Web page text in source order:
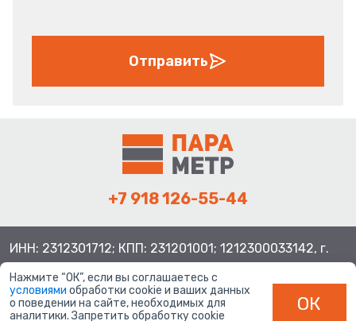
Отправить
+7 918 126-55-44
ИНН: 2312301712; КПП: 231201001; 1212300033142, г.
Нажмите “ОК”, если вы соглашаетесь с
условиями обработки cookie и ваших данных
о поведении на сайте, необходимых для
аналитики. Запретить обработку cookie
ОК